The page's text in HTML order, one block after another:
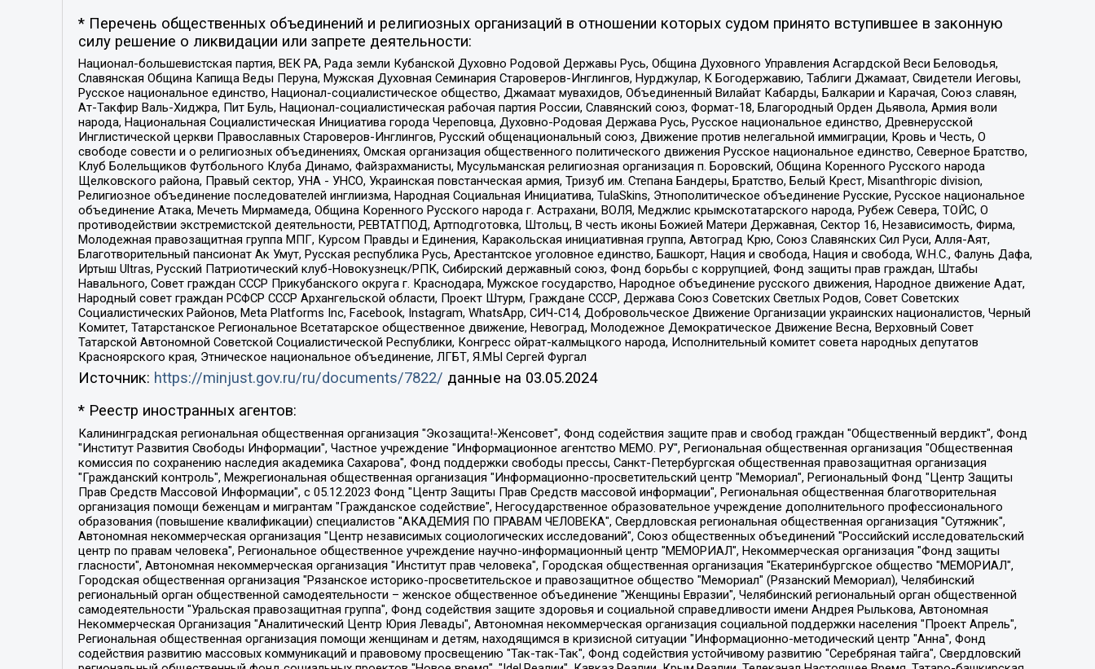
* Перечень общественных объединений и религиозных организаций в отношении которых судом принято вступившее в законную
силу решение о ликвидации или запрете деятельности:
Национал-большевистская партия, ВЕК РА, Рада земли Кубанской Духовно Родовой Державы Русь, Община Духовного Управления Асгардской Веси Беловодья,
Славянская Община Капища Веды Перуна, Мужская Духовная Семинария Староверов-Инглингов, Нурджулар, К Богодержавию, Таблиги Джамаат, Свидетели Иеговы,
Русское национальное единство, Национал-социалистическое общество, Джамаат мувахидов, Объединенный Вилайат Кабарды, Балкарии и Карачая, Союз славян,
Ат-Такфир Валь-Хиджра, Пит Буль, Национал-социалистическая рабочая партия России, Славянский союз, Формат-18, Благородный Орден Дьявола, Армия воли
народа, Национальная Социалистическая Инициатива города Череповца, Духовно-Родовая Держава Русь, Русское национальное единство, Древнерусской
Инглистической церкви Православных Староверов-Инглингов, Русский общенациональный союз, Движение против нелегальной иммиграции, Кровь и Честь, О
свободе совести и о религиозных объединениях, Омская организация общественного политического движения Русское национальное единство, Северное Братство,
Клуб Болельщиков Футбольного Клуба Динамо, Файзрахманисты, Мусульманская религиозная организация п. Боровский, Община Коренного Русского народа
Щелковского района, Правый сектор, УНА - УНСО, Украинская повстанческая армия, Тризуб им. Степана Бандеры, Братство, Белый Крест, Misanthropic division,
Религиозное объединение последователей инглиизма, Народная Социальная Инициатива, TulaSkins, Этнополитическое объединение Русские, Русское национальное
объединение Атака, Мечеть Мирмамеда, Община Коренного Русского народа г. Астрахани, ВОЛЯ, Меджлис крымскотатарского народа, Рубеж Севера, ТОЙС, О
противодействии экстремистской деятельности, РЕВТАТПОД, Артподготовка, Штольц, В честь иконы Божией Матери Державная, Сектор 16, Независимость, Фирма,
Молодежная правозащитная группа МПГ, Курсом Правды и Единения, Каракольская инициативная группа, Автоград Крю, Союз Славянских Сил Руси, Алля-Аят,
Благотворительный пансионат Ак Умут, Русская республика Русь, Арестантское уголовное единство, Башкорт, Нация и свобода, Нация и свобода, W.H.С., Фалунь Дафа,
Иртыш Ultras, Русский Патриотический клуб-Новокузнецк/РПК, Сибирский державный союз, Фонд борьбы с коррупцией, Фонд защиты прав граждан, Штабы
Навального, Совет граждан СССР Прикубанского округа г. Краснодара, Мужское государство, Народное объединение русского движения, Народное движение Адат,
Народный совет граждан РСФСР СССР Архангельской области, Проект Штурм, Граждане СССР, Держава Союз Советских Светлых Родов, Совет Советских
Социалистических Районов, Meta Platforms Inc, Facebook, Instagram, WhatsApp, СИЧ-С14, Добровольческое Движение Организации украинских националистов, Черный
Комитет, Татарстанское Региональное Всетатарское общественное движение, Невоград, Молодежное Демократическое Движение Весна, Верховный Совет
Татарской Автономной Советской Социалистической Республики, Конгресс ойрат-калмыцкого народа, Исполнительный комитет совета народных депутатов
Красноярского края, Этническое национальное объединение, ЛГБТ, Я.МЫ Сергей Фургал
Источник: https://minjust.gov.ru/ru/documents/7822/ данные на 03.05.2024
* Реестр иностранных агентов:
Калининградская региональная общественная организация "Экозащита!-Женсовет", Фонд содействия защите прав и свобод граждан "Общественный вердикт", Фонд "Институт Развития Свободы Информации", Частное учреждение "Информационное агентство МЕМО. РУ", Региональная общественная организация "Общественная комиссия по сохранению наследия академика Сахарова", Фонд поддержки свободы прессы, Санкт-Петербургская общественная правозащитная организация "Гражданский контроль", Межрегиональная общественная организация "Информационно-просветительский центр "Мемориал", Региональный Фонд "Центр Защиты Прав Средств Массовой Информации", с 05.12.2023 Фонд "Центр Защиты Прав Средств массовой информации", Региональная общественная благотворительная организация помощи беженцам и мигрантам "Гражданское содействие", Негосударственное образовательное учреждение дополнительного профессионального образования (повышение квалификации) специалистов "АКАДЕМИЯ ПО ПРАВАМ ЧЕЛОВЕКА", Свердловская региональная общественная организация "Сутяжник", Автономная некоммерческая организация "Центр независимых социологических исследований", Союз общественных объединений "Российский исследовательский центр по правам человека", Региональное общественное учреждение научно-информационный центр "МЕМОРИАЛ", Некоммерческая организация "Фонд защиты гласности", Автономная некоммерческая организация "Институт прав человека", Городская общественная организация "Екатеринбургское общество "МЕМОРИАЛ", Городская общественная организация "Рязанское историко-просветительское и правозащитное общество "Мемориал" (Рязанский Мемориал), Челябинский региональный орган общественной самодеятельности – женское общественное объединение "Женщины Евразии", Челябинский региональный орган общественной самодеятельности "Уральская правозащитная группа", Фонд содействия защите здоровья и социальной справедливости имени Андрея Рылькова, Автономная Некоммерческая Организация "Аналитический Центр Юрия Левады", Автономная некоммерческая организация социальной поддержки населения "Проект Апрель", Региональная общественная организация помощи женщинам и детям, находящимся в кризисной ситуации "Информационно-методический центр "Анна", Фонд содействия развитию массовых коммуникаций и правовому просвещению "Так-так-Так", Фонд содействия устойчивому развитию "Серебряная тайга", Свердловский региональный общественный фонд социальных проектов "Новое время", "Idel.Реалии", Кавказ.Реалии, Крым.Реалии, Телеканал Настоящее Время, Татаро-башкирская служба Радио Свобода (Azatliq Radiosi), Радио Свободная Европа/Радио Свобода (PCE/PC), "Сибирь.Реалии", "Фактограф", Благотворительный фонд помощи осужденным и их семьям, Автономная некоммерческая организация "Институт глобализации и социальных движений", Фонд "В защиту прав заключенных", Частное учреждение "Центр поддержки и содействия развитию средств массовой информации", Пензенский региональный общественный благотворительный фонд "Гражданский союз", "Север.Реалии", Некоммерческая организация Фонд "Правовая инициатива", Общество с ограниченной ответственностью "Радио Свободная Европа/Радио Свобода", Чешское информационное агентство "MEDIUM-ORIENT", Красноярская региональная общественная организация "Мы против СПИДа", Камалягин Денис Николаевич, Маркелов Сергей Евгеньевич, Пономарев Лев Александрович, Савицкая Людмила Алексеевна, Автономная некоммерческая организация "Центр по работе с проблемой насилия "НАСИЛИЮ.НЕТ", Межрегиональный профессиональный союз работников здравоохранения "Альянс врачей", Юридическое лицо, зарегистрированное в Латвийской Республике, SIA "Medusa Project" (регистрационный номер 40103797863, дата регистрации 10.06.2014), Некоммерческая организация "Фонд по борьбе с коррупцией", Автономная некоммерческая организация "Институт права и публичной политики", Баданин Роман Сергеевич, Гликин Максим Александрович, Железнова Мария Михайловна, Лукьянова Юлия Сергеевна, Маетная Елизавета Витальевна, Маняхин Петр Борисович, Чуракова Ольга Владимировна, Ярош Юлия Петровна, Юридическое лицо "The Insider SIA", зарегистрированное в Риге, Латвийская Республика (дата регистрации 26.06.2015), являющееся администратором доменного имени интернет-издания "The Insider SIA", https://theins.ru, Постернак Алексей Евгеньевич, Рубин Михаил Аркадьевич, Анин Роман Александрович, Юридическое лицо Istories fonds, зарегистрированное в Латвийской Республике (регистрационный номер 50008295751, дата регистрации 24.02.2020), Великовский Дмитрий Александрович, Долинина Ирина Николаевна, Мароховская Алеся Алексеевна, Шлейнов Роман Юрьевич, Шмагун Олеся Валентиновна, Общество с ограниченной ответственностью "Альтаир 2021", Общество с ограниченной ответственностью "Вега 2021", Общество с ограниченной ответственностью "Главный редактор 2021", Общество с ограниченной ответственностью "Ромашки монолит", Важенков Артем Валерьевич, Ивановская областная общественная организация "Центр гендерных исследований", Гурман Юрий Альбертович, Медиапроект "ОВД-Инфо", Егоров Владимир Владимирович, Жилинский Владимир Александрович, Общество с ограниченной ответственностью "ЗП", Иванова София Юрьевна, Карезина Инна Павловна, Кильтау Екатерина Викторовна, Петров Алексей Викторович, Пискунов Сергей Евгеньевич, Смирнов Сергей Сергеевич, Тихонов Михаил Сергеевич, Общество с ограниченной ответственностью "ЖУРНАЛИСТ-ИНОСТРАННЫЙ АГЕНТ", Арапова Галина Юрьевна, Вольтская Татьяна Анатольевна, Американская компания "Mason G.E.S. Anonymous Foundation" (США), являющаяся владельцем интернет-издания https://mnews.world/, Компания "Stichting Bellingcat", зарегистрированная в Нидерландах (дата регистрации 11.07.2018), Захаров Андрей Вячеславович, Клепиковская Екатерина Дмитриевна, Общество с ограниченной ответственностью "МЕМО", Перл Роман Александрович, Симонов Евгений Алексеевич, Соловьева Елена Анатольевна, Сотников Даниил Владимирович, Сурначева Елизавета Дмитриевна, Автономная некоммерческая организация по защите прав человека и информированию населения "Якутия – Наше Мнение", Общество с ограниченной ответственностью "Москоу диджитал медиа", с 26.01.2023 Общество с ограниченной ответственностью "Чайка Белые сады", Ветошкина Валерия Валерьевна, Заговора Максим Александрович, Межрегиональное общественное движение "Российская ЛГБТ - сеть", Оленичев Максим Владимирович, Павлов Иван Юрьевич, Скворцова Елена Сергеевна, Общество с ограниченной ответственностью "Как бы инагент", Кочетков Игорь Викторович, Общество с ограниченной ответственностью "Честные выборы", Еланчик Олег Александрович, Общество с ограниченной ответственностью "Нобелевский призыв", Гималова Регина Эмилевна, Григорьев Андрей Валерьевич, Григорьева Алина Александровна, Ассоциация по содействию защите прав призывников, альтернативнослужащих и военнослужащих "Правозащитная группа "Гражданин.Армия.Право", Хисамова Регина Фаритовна, Автономная некоммерческая организация по реализации социально-правовых программ "Лилит", Дальневосточное общественное движение "Маяк", Санкт-Петербургская ЛГБТ-инициативная группа "Выход", Инициативная группа ЛГБТ+ "Реверс", Алексеев Андрей Викторович, Бекбулатова Таисия Львовна, Беляев Иван Михайлович, Владыкина Елена Сергеевна, Гельман Марат Александрович, Никульшина Вероника Юрьевна, Толоконникова Надежда Андреевна, Шендерович Виктор Анатольевич, Общество с ограниченной ответственностью "Данное сообщение", Общество с ограниченной ответственностью Издательский дом "Новая глава", Айнбиндер Александра Александровна, Московский комьюнити-центр для ЛГБТ+инициатив, Благотворительный фонд развития филантропии, Deutsche Welle (Германия, Kurt-Schumacher-Strasse 3, 53113 Bonn), Борзунова Мария Михайловна, Воробьев Виктор Викторович, Голубева Анна Львовна, Константинова Алла Михайловна, Малкова Ирина Владимировна, Мурадов Мурад Абдулгалимович, Осетинская Елизавета Николаевна, Понасенков Евгений Николаевич, Ганапольский Матвей Юрьевич, Киселев Евгений Алексеевич, Борухович Ирина Григорьевна, Дремин Иван Тимофеевич, Дубровский Дмитрий Викторович, Красноярская региональная общественная организация поддержки и развития альтернативных образовательных технологий и межкультурных коммуникаций "ИНТЕРРА", Маяковская Екатерина Алексеевна, Фейгин Марк Захарович, Филимонов Андрей Викторович, Дзугкоева Регина Николаевна, Доброхотов Роман Александрович, Дудь Юрий Александрович, Елкин Сергей Владимирович, Кругликов Кирилл Игоревич, Сабунаева Мария Леонидовна, Семенов Алексей Владимирович, Шаинян Карен Багратович, Шульман Екатерина Михайловна, Асафьев Артур Валерьевич, Вахштайн Виктор Семенович, Венедиктов Алексей Алексеевич, Лушникова Екатерина Евгеньевна, Волков Леонид Михайлович, Невзоров Александр Глебович, Пархоменко Сергей Борисович, Сироткин Ярослав Николаевич, Кара-Мурза Владимир Владимирович, Баранова Наталья Владимировна, Гозман Леонид Яковлевич, Кагарлицкий Борис Юльевич, Климарев Михаил Валерьевич, Милов Владимир Станиславович, Автономная некоммерческая организация Краснодарский центр современного искусства "Типография", Моргенштерн Алишер Тагирович, Соболь Любовь Эдуардовна, Общество с ограниченной ответственностью "ЛИЗА НОРМ", Каспаров Гарри Кимович, Ходорковский Михаил Борисович, Общество с ограниченной ответственностью "Апрельские тезисы", Данилович Ирина Брониславовна, Кашин Олег Владимирович, Петров Николай Владимирович, Пивоваров Алексей Владимирович, Соколов Михаил Владимирович, Цветкова Юлия Владимировна, Чичваркин Евгений Александрович, Комитет против пыток/Команда против пыток, Общество с ограниченной ответственностью "Первый научный", Общество с ограниченной ответственностью "Вертолет и ко", Белоцерковская Вероника Борисовна, Кац Максим Евгеньевич, Лазарева Татьяна Юрьевна, Шаведдинов Руслан Табризович, Яшин Илья Валерьевич, Общество с ограниченной ответственностью "Иноагент ААВ", Алешковский Дмитрий Петрович, Альбац Евгения Марковна, Быков Дмитрий Львович, Галямина Юлия Евгеньевна, Лойко Сергей Леонидович, Мартынов Кирилл Константинович, Медведев Сергей Александрович, Крашенинников Федор Геннадиевич, Гордеева Катерина Вл